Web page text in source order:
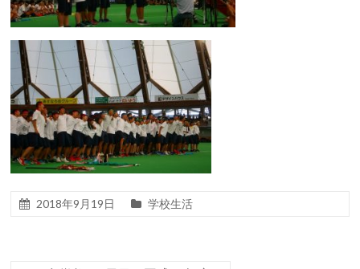
2018年9月19日 学校生活